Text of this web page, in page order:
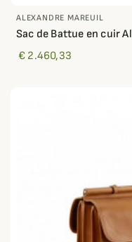
ALEXANDRE MAREUIL
Sac de Battue en cuir
€ 2.460,33